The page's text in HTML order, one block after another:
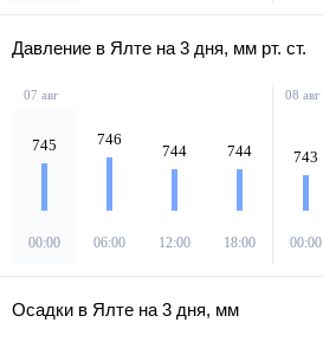
Давление в Ялте на 3 дня, мм рт. ст.
07 авг
745
00:00
746
06:00
744
12:00
744
18:00
08 авг
743
00:00
Осадки в Ялте на 3 дня, мм